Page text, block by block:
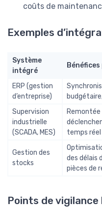
coûts de
Exemples
Système
intégré
ERP (gestion
d’entreprise)
Supervision
industrielle
(SCADA, MES)
temps
Gestion des
stocks
des délais
pièces de
Points de